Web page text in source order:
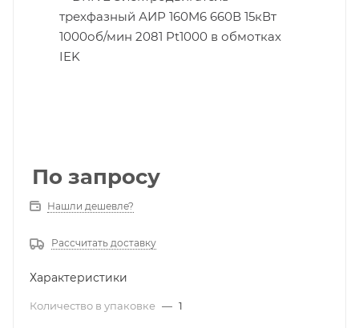
По запросу
Нашли дешевле?
Рассчитать доставку
Характеристики
Количество в упаковке — 1